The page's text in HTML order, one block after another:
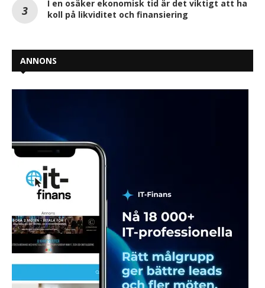
I en osäker ekonomisk tid är det viktigt att ha
koll på likviditet och finansiering
ANNONS